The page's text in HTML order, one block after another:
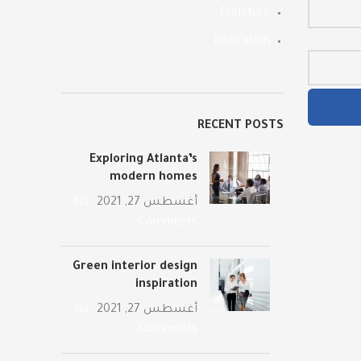
RECENT POSTS
Exploring Atlanta’s
modern homes
أغسطس 27, 2021
Green interior design
inspiration
أغسطس 27, 2021